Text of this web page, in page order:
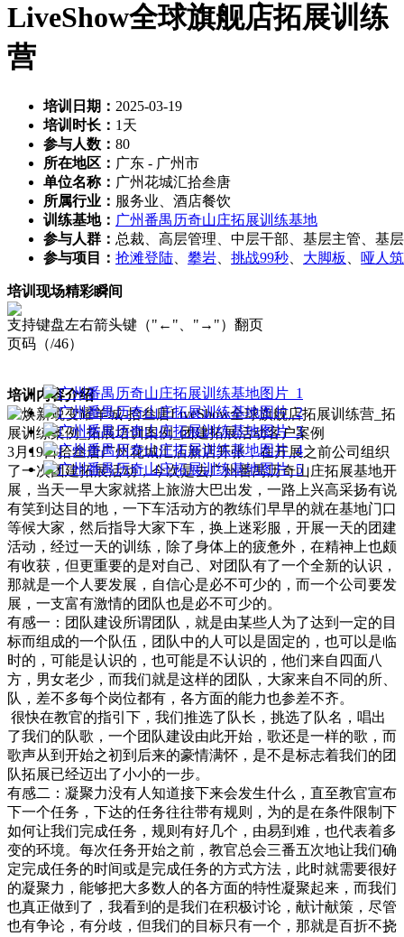
LiveShow全球旗舰店拓展训练
营
培训日期： 2025-03-19
培训时长： 1天
参与人数： 80
所在地区： 广东 - 广州市
单位名称： 广州花城汇拾叁唐
所属行业： 服务业、酒店餐饮
训练基地： 广州番禺历奇山庄拓展训练基地
参与人群： 总裁、高层管理、中层干部、基层主管、基
参与项目： 抢滩登陆 攀岩 挑战99秒 大脚板 哑人
培训现场精彩瞬间
支持键盘左右箭头键（"←"、"→"）翻页
页码（/46）
培训内容介绍
3月19日拾叁唐广州花城汇店新店开张，在开展之前公司组织
了一次团建拓展活动，今次是去广州番禺历奇山庄拓展基地开
展，当天一早大家就搭上旅游大巴出发，一路上兴高采扬有说
有笑到达目的地，一下车活动方的教练们早早的就在基地门口
等候大家，然后指导大家下车，换上迷彩服，开展一天的团建
活动，经过一天的训练，除了身体上的疲惫外，在精神上也颇
有收获，但更重要的是对自己、对团队有了一个全新的认识，
那就是一个人要发展，自信心是必不可少的，而一个公司要发
展，一支富有激情的团队也是必不可少的。
有感一：团队建设所谓团队，就是由某些人为了达到一定的目
标而组成的一个队伍，团队中的人可以是固定的，也可以是临
时的，可能是认识的，也可能是不认识的，他们来自四面八
方，男女老少，而我们就是这样的团队，大家来自不同的所、
队，差不多每个岗位都有，各方面的能力也参差不齐。
很快在教官的指引下，我们推选了队长，挑选了队名，唱出
了我们的队歌，一个团队建设由此开始，歌还是一样的歌，而
歌声从到开始之初到后来的豪情满怀，是不是标志着我们的团
队拓展已经迈出了小小的一步。
有感二：凝聚力没有人知道接下来会发生什么，直至教官宣布
下一个任务，下达的任务往往带有规则，为的是在条件限制下
如何让我们完成任务，规则有好几个，由易到难，也代表着多
变的环境。每次任务开始之前，教官总会三番五次地让我们确
定完成任务的时间或是完成任务的方式方法，此时就需要很好
的凝聚力，能够把大多数人的各方面的特性凝聚起来，而我们
也真正做到了，我看到的是我们在积极讨论，献计献策，尽管
也有争论，有分歧，但我们的目标只有一个，那就是百折不挠